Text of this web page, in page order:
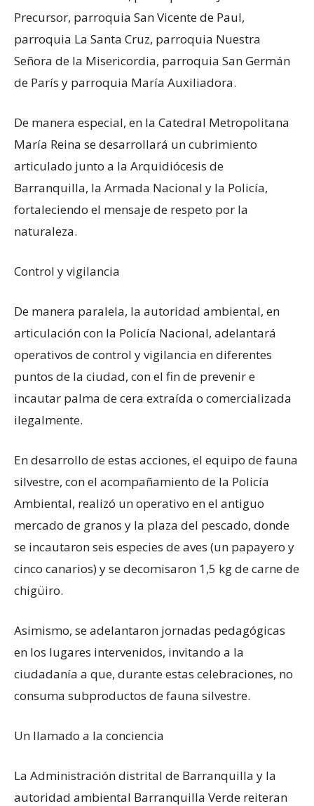
Precursor, parroquia San Vicente de Paul,
parroquia La Santa Cruz, parroquia Nuestra
Señora de la Misericordia, parroquia San Germán
de París y parroquia María Auxiliadora.
De manera especial, en la Catedral Metropolitana
María Reina se desarrollará un cubrimiento
articulado junto a la Arquidiócesis de
Barranquilla, la Armada Nacional y la Policía,
fortaleciendo el mensaje de respeto por la
naturaleza.
Control y vigilancia
De manera paralela, la autoridad ambiental, en
articulación con la Policía Nacional, adelantará
operativos de control y vigilancia en diferentes
puntos de la ciudad, con el fin de prevenir e
incautar palma de cera extraída o comercializada
ilegalmente.
En desarrollo de estas acciones, el equipo de fauna
silvestre, con el acompañamiento de la Policía
Ambiental, realizó un operativo en el antiguo
mercado de granos y la plaza del pescado, donde
se incautaron seis especies de aves (un papayero y
cinco canarios) y se decomisaron 1,5 kg de carne de
chigüiro.
Asimismo, se adelantaron jornadas pedagógicas
en los lugares intervenidos, invitando a la
ciudadanía a que, durante estas celebraciones, no
consuma subproductos de fauna silvestre.
Un llamado a la conciencia
La Administración distrital de Barranquilla y la
autoridad ambiental Barranquilla Verde reiteran